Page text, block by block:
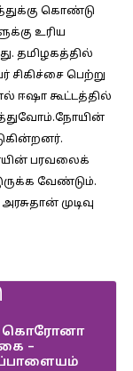
கொண்டு
உரிய
தமிழகத்தில்
சிகிச்சை பெற்று
ஈஷா கூட்டத்தில்
பரவலைக்
இருக்க வேண்டும்.
முடிவு
: கொரோனா
–